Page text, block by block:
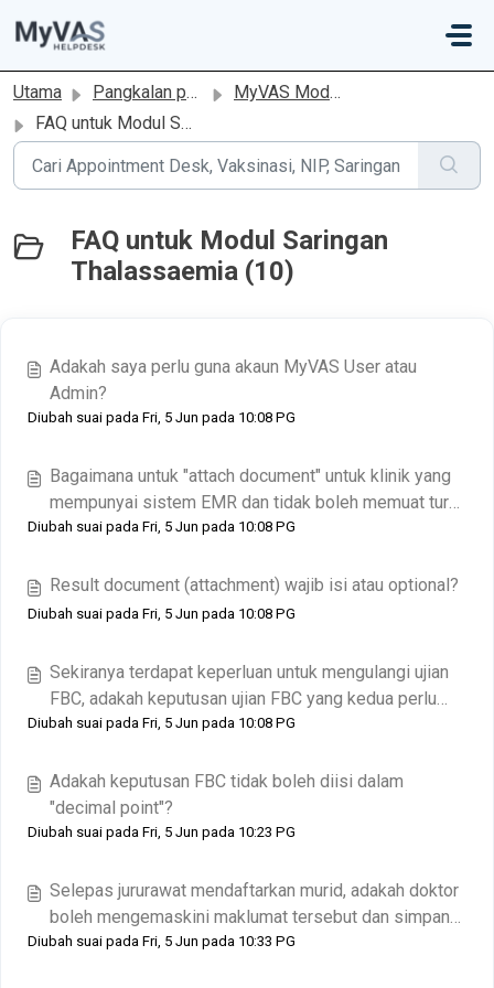
Utama Pangkalan pengetahuan
MyVAS Modul Saringan Thalassaemia
FAQ untuk Modul Saringan Thalassaemia
FAQ untuk Modul Saringan
Thalassaemia (10)
Adakah saya perlu guna akaun MyVAS User atau
Admin?
Diubah suai pada Fri, 5 Jun pada 10:08 PG
Bagaimana untuk "attach document" untuk klinik yang
mempunyai sistem EMR dan tidak boleh memuat turun
keputusan FBC dari sistem.
Diubah suai pada Fri, 5 Jun pada 10:08 PG
Result document (attachment) wajib isi atau optional?
Diubah suai pada Fri, 5 Jun pada 10:08 PG
Sekiranya terdapat keperluan untuk mengulangi ujian
FBC, adakah keputusan ujian FBC yang kedua perlu
dimasukkan semula?
Diubah suai pada Fri, 5 Jun pada 10:08 PG
Adakah keputusan FBC tidak boleh diisi dalam
"decimal point"?
Diubah suai pada Fri, 5 Jun pada 10:23 PG
Selepas jururawat mendaftarkan murid, adakah doktor
boleh mengemaskini maklumat tersebut dan simpan
dalam bentuk draf?
Diubah suai pada Fri, 5 Jun pada 10:33 PG